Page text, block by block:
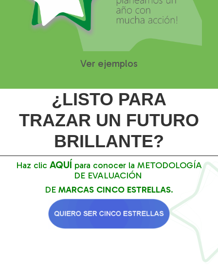
Ver ejemplos
¿LISTO PARA
TRAZAR UN FUTURO
BRILLANTE?
Haz clic AQUÍ para conocer la METODOLOGÍA
DE EVALUACIÓN
DE MARCAS CINCO ESTRELLAS.